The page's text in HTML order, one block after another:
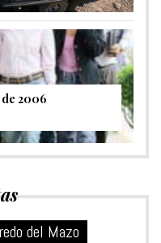
de 2006
del Mazo